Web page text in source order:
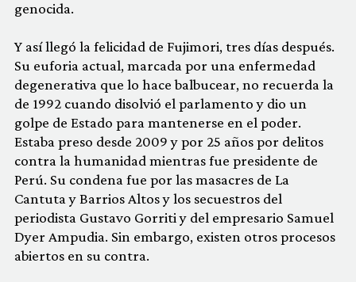
genocida.
Y así llegó la felicidad de Fujimori, tres días después.
Su euforia actual, marcada por una enfermedad
degenerativa que lo hace balbucear, no recuerda la
de 1992 cuando disolvió el parlamento y dio un
golpe de Estado para mantenerse en el poder.
Estaba preso desde 2009 y por 25 años por delitos
contra la humanidad mientras fue presidente de
Perú. Su condena fue por las masacres de La
Cantuta y Barrios Altos y los secuestros del
periodista Gustavo Gorriti y del empresario Samuel
Dyer Ampudia. Sin embargo, existen otros procesos
abiertos en su contra.